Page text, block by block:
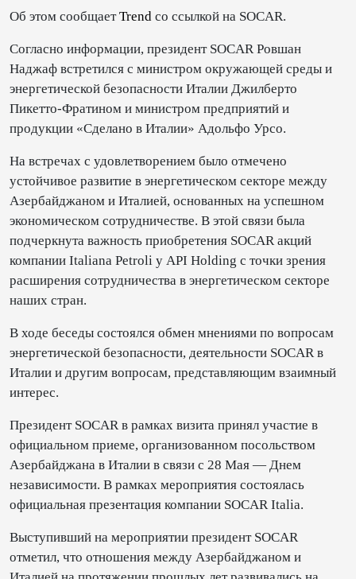
Об этом сообщаетTrend со ссылкой на SOCAR.
Согласно информации, президент SOCAR Ровшан
Наджаф встретился с министром окружающей среды и
энергетической безопасности Италии Джилберто
Пикетто-Фратином и министром предприятий и
продукции «Сделано в Италии» Адольфо Урсо.
На встречах с удовлетворением было отмечено
устойчивое развитие в энергетическом секторе между
Азербайджаном и Италией, основанных на успешном
экономическом сотрудничестве. В этой связи была
подчеркнута важность приобретения SOCAR акций
компании Italiana Petroli у API Holding с точки зрения
расширения сотрудничества в энергетическом секторе
наших стран.
В ходе беседы состоялся обмен мнениями по вопросам
энергетической безопасности, деятельности SOCAR в
Италии и другим вопросам, представляющим взаимный
интерес.
Президент SOCAR в рамках визита принял участие в
официальном приеме, организованном посольством
Азербайджана в Италии в связи с 28 Мая — Днем
независимости. В рамках мероприятия состоялась
официальная презентация компании SOCAR Italia.
Выступивший на мероприятии президент SOCAR
отметил, что отношения между Азербайджаном и